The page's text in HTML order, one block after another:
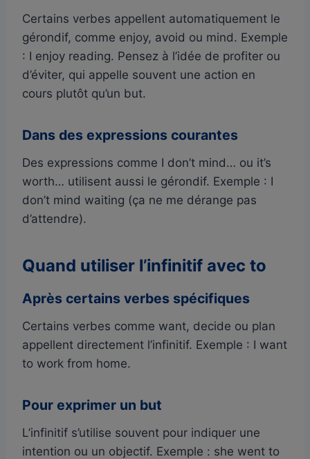
Certains verbes appellent automatiquement le
gérondif, comme enjoy, avoid ou mind. Exemple
: I enjoy reading. Pensez à l’idée de profiter ou
d’éviter, qui appelle souvent une action en
cours plutôt qu’un but.
Dans des expressions courantes
Des expressions comme I don’t mind… ou it’s
worth… utilisent aussi le gérondif. Exemple : I
don’t mind waiting (ça ne me dérange pas
d’attendre).
Quand utiliser l’infinitif avec to
Après certains verbes spécifiques
Certains verbes comme want, decide ou plan
appellent directement l’infinitif. Exemple : I want
to work from home.
Pour exprimer un but
L’infinitif s’utilise souvent pour indiquer une
intention ou un objectif. Exemple : she went to